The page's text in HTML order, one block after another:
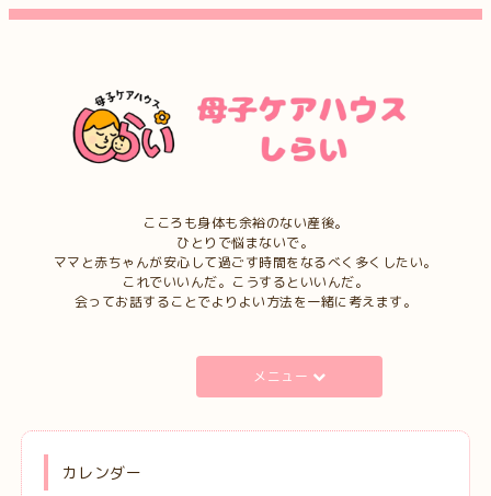
こころも身体も余裕のない産後。
ひとりで悩まないで。
ママと赤ちゃんが安心して過ごす時間をなるべく多くしたい。
これでいいんだ。こうするといいんだ。
会ってお話することでよりよい方法を一緒に考えます。
メニュー
カレンダー